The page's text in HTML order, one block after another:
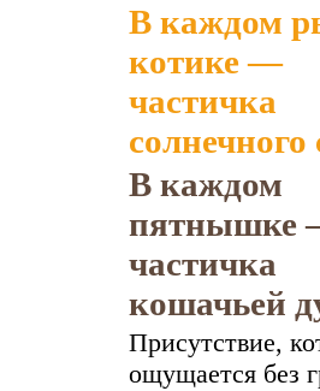
В каждом
котике —
частичка
солнечного
В каждом
пятнышке
частичка
кошачьей
Присутствие,
ощущается без